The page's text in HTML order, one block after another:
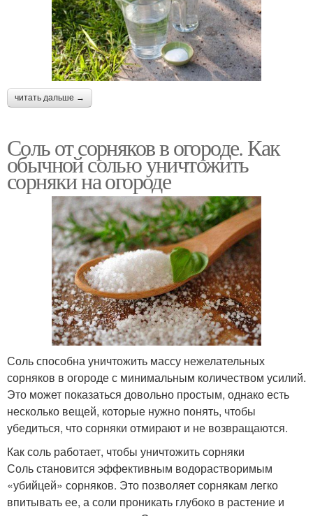
читать дальше →
Соль от сорняков в огороде. Как
обычной солью уничтожить
сорняки на огороде
Соль способна уничтожить массу нежелательных
сорняков в огороде с минимальным количеством усилий.
Это может показаться довольно простым, однако есть
несколько вещей, которые нужно понять, чтобы
убедиться, что сорняки отмирают и не возвращаются.
Как соль работает, чтобы уничтожить сорняки
Соль становится эффективным водорастворимым
«убийцей» сорняков. Это позволяет сорнякам легко
впитывать ее, а соли проникать глубоко в растение и